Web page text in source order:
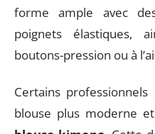
forme ample avec
poignets élastiques,
boutons-pression ou à
Certains
blouse plus moderne